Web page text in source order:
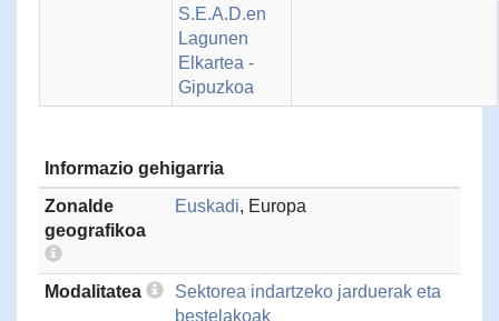
S.E.A.D.en
Lagunen
Elkartea -
Gipuzkoa
Informazio gehigarria
Zonalde
geografikoa
Euskadi, Europa
Modalitatea
Sektorea indartzeko jarduerak eta
bestelakoak